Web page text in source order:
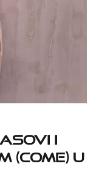
i
(COME) u